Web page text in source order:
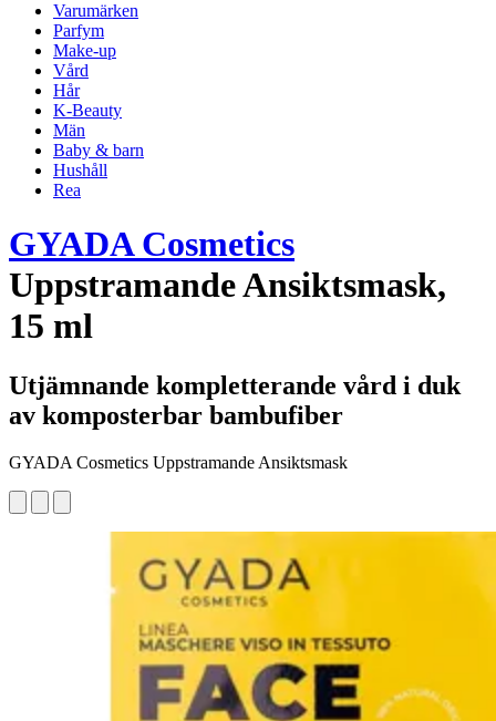
Varumärken
Parfym
Make-up
Vård
Hår
K-Beauty
Män
Baby & barn
Hushåll
Rea
GYADA Cosmetics
Uppstramande Ansiktsmask,
15 ml
Utjämnande kompletterande vård i duk
av komposterbar bambufiber
GYADA Cosmetics Uppstramande Ansiktsmask